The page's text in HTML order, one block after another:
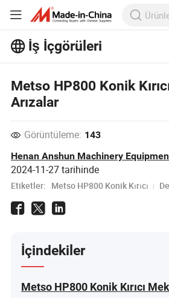
İş İçgörüleri
Metso HP800 Konik
Arızalar
Görüntüleme: 143
Henan Anshun Machinery
2024-11-27tarihinde
Etiketler: Metso HP800 Konik Kırıcı
İçindekiler
Metso HP800 Konik Kırıcı